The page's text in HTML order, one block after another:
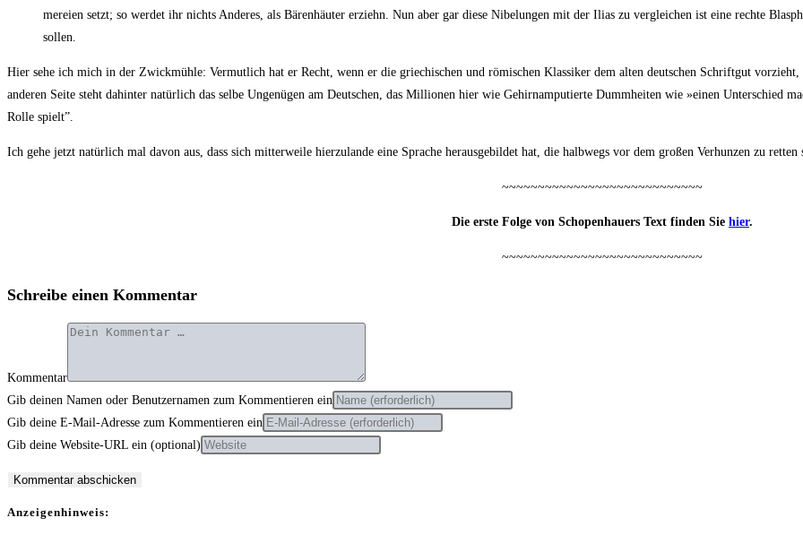
me­rei­en setzt; so wer­det ihr nichts Ande­res, als Bären­häu­ter erziehn. Nun aber gar die­se Nibe­lungen mit der Ili­as zu ver­glei­chen ist eine rech­te
sollen.
Hier sehe ich mich in der Zwick­müh­le: Ver­mut­lich hat er Recht, wenn er die grie­chi­schen und römi­schen Klas­si­ker dem alten deut­schen Schrift­gut
ande­ren Sei­te steht dahin­ter natür­lich das sel­be Unge­nü­gen am Deut­schen, das Mil­lio­nen hier wie Gehirn­am­pu­tier­te Dumm­hei­ten wie »einen Unter­schied
Rol­le spielt”.
Ich gehe jetzt natür­lich mal davon aus, dass sich mit­ter­wei­le hier­zu­lan­de eine Spra­che her­aus­ge­bil­det hat, die halb­wegs vor dem gro­ßen Ver­hun­zen zu ret­ten
~~~~~~~~~~~~~~~~~~~~~~~~~~~~
Die ers­te Fol­ge von Scho­pen­hau­ers Text fin­den Sie hier.
~~~~~~~~~~~~~~~~~~~~~~~~~~~~
Schreibe einen Kommentar
Kommentar
Gib deinen Namen oder Benutzernamen zum Kommentieren ein
Gib deine E-Mail-Adresse zum Kommentieren ein
Gib deine Website-URL ein (optional)
Anzei­gen­hin­weis: